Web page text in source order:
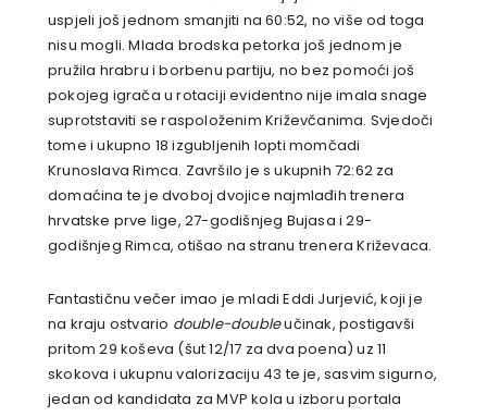
uspjeli još jednom smanjiti na 60:52, no više od toga
nisu mogli. Mlada brodska petorka još jednom je
pružila hrabru i borbenu partiju, no bez pomoći još
pokojeg igrača u rotaciji evidentno nije imala snage
suprotstaviti se raspoloženim Križevčanima. Svjedoči
tome i ukupno 18 izgubljenih lopti momčadi
Krunoslava Rimca. Završilo je s ukupnih 72:62 za
domaćina te je dvoboj dvojice najmlađih trenera
hrvatske prve lige, 27-godišnjeg Bujasa i 29-
godišnjeg Rimca, otišao na stranu trenera Križevaca.
Fantastičnu večer imao je mladiEddi Jurjević, koji je
na kraju ostvario double-doubleučinak, postigavši
pritom 29 koševa (šut 12/17 za dva poena) uz 11
skokova i ukupnu valorizaciju 43 te je, sasvim sigurno,
jedan od kandidata za MVP kola u izboru portala